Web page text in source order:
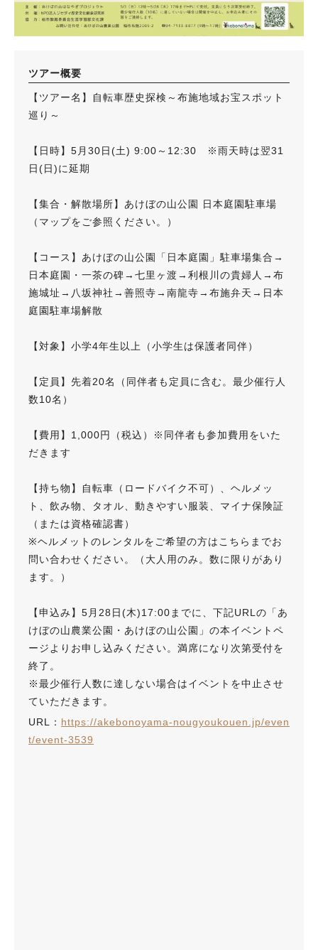
ツアー概要
【ツアー名】自転車歴史探検～布施地域お宝スポット
巡り～
【日時】5月30日(土) 9:00～12:30 ※雨天時は翌31
日(日)に延期
【集合・解散場所】あけぼの山公園 日本庭園駐車場
（マップをご参照ください。）
【コース】あけぼの山公園「日本庭園」駐車場集合→
日本庭園・一茶の碑→七里ヶ渡→利根川の貴婦人→布
施城址→八坂神社→善照寺→南龍寺→布施弁天→日本
庭園駐車場解散
【対象】小学4年生以上（小学生は保護者同伴）
【定員】先着20名（同伴者も定員に含む。最少催行人
数10名）
【費用】1,000円（税込）※同伴者も参加費用をいた
だきます
【持ち物】自転車（ロードバイク不可）、ヘルメッ
ト、飲み物、タオル、動きやすい服装、マイナ保険証
（または資格確認書）
※ヘルメットのレンタルをご希望の方はこちらまでお
問い合わせください。（大人用のみ。数に限りがあり
ます。）
【申込み】5月28日(木)17:00までに、下記URLの「あ
けぼの山農業公園・あけぼの山公園」の本イベントペ
ージよりお申し込みください。満席になり次第受付を
終了。
※最少催行人数に達しない場合はイベントを中止させ
ていただきます。
URL： https://akebonoyama-nougyoukouen.jp/even
t/event-3539